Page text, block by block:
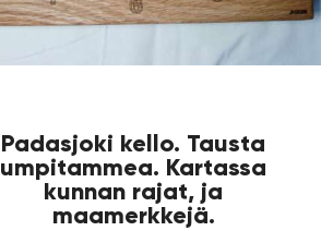
Padasjoki kello. Tausta
umpitammea. Kartassa
kunnan rajat, ja
maamerkkejä.